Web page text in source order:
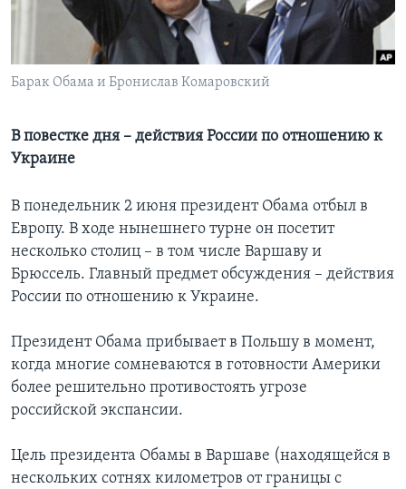
Learning English
СОЦИАЛЬНЫЕ СЕТИ
Языки
Барак Обама и Бронислав Комаровский
В повестке дня – действия России по отношению к
Украине
В понедельник 2 июня президент Обама отбыл в
Европу. В ходе нынешнего турне он посетит
несколько столиц – в том числе Варшаву и
Брюссель. Главный предмет обсуждения – действия
России по отношению к Украине.
Президент Обама прибывает в Польшу в момент,
когда многие сомневаются в готовности Америки
более решительно противостоять угрозе
российской экспансии.
Цель президента Обамы в Варшаве (находящейся в
нескольких сотнях километров от границы с